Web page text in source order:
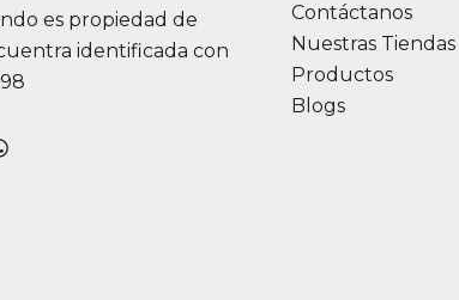
es propiedad de
identificada con
Contáctanos
Nuestras Tiendas
Productos
Blogs